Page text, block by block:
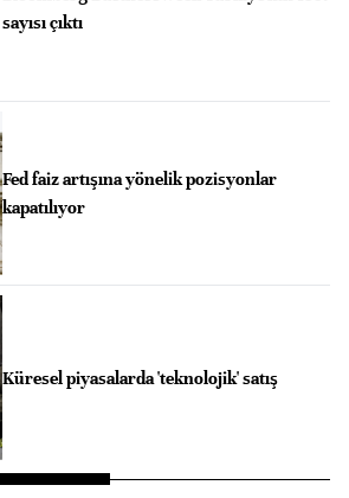
sayısı çıktı
Fed faiz artışına yönelik pozisyonlar
kapatılıyor
Küresel piyasalarda 'teknolojik' satış